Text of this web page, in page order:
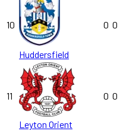
10
Huddersfield
0 0
11
Leyton Orient
0 0